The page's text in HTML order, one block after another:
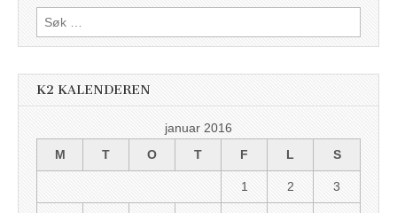
Søk
etter:
K2 KALENDEREN
januar 2016
M
T O T F L S
1 2 3